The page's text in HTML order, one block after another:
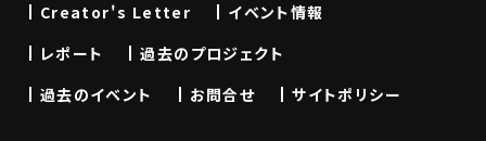
Creator's Letter
イベント情報
レポート
過去のプロジェクト
過去のイベント
お問合せ サイトポリシー